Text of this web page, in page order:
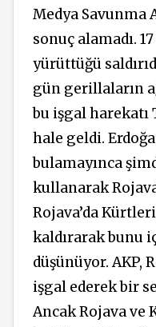
Medya Savunma
sonuç alamadı.
yürüttüğü
gün gerillaların
bu işgal harekatı
hale geldi.
bulamayınca
kullanarak
Rojava’da
kaldırarak bunu
düşünüyor. AKP,
işgal ederek bir
Ancak Rojava ve